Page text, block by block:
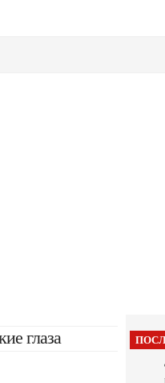
глаза